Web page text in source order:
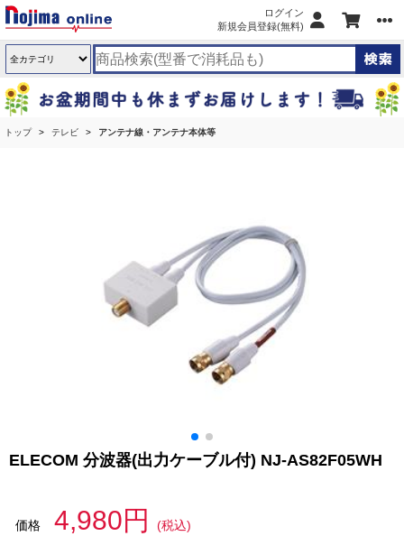
ログイン
新規会員登録(無料)
トップ テレビ アンテナ線・アンテナ本体等
ELECOM 分波器(出力ケーブル付) NJ-AS82F05WH
価格 4,980円
(税込)